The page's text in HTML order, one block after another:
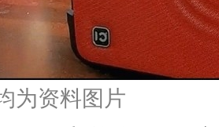
为资料图片